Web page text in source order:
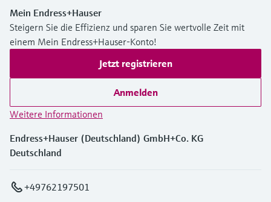
Mein Endress+Hauser
Steigern Sie die Effizienz und sparen Sie wertvolle Zeit mit
einem Mein Endress+Hauser-Konto!
Jetzt registrieren
Anmelden
Weitere Informationen
Endress+Hauser (Deutschland) GmbH+Co. KG
Deutschland
+49762197501